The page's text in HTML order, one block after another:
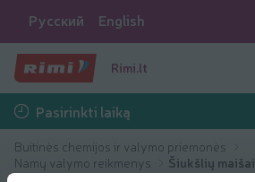
Русский English
Rimi.lt
Pasirinkti laiką
Buitinės chemijos ir valymo priemonės
Namų valymo reikmenys
Šiukšlių maišai